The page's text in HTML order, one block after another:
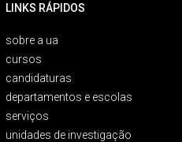
LINKS RÁPIDOS
sobre a ua
cursos
candidaturas
departamentos e escolas
serviços
unidades de investigação